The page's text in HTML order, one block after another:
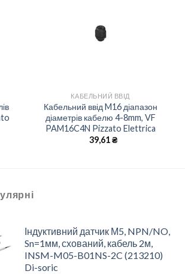
КАБЕЛЬНИЙ ВВІД
Кабельний ввід M16 діапазон
діаметрів кабелю 4-8mm, VF
PAM16C4N Pizzato Elettrica
39,61₴
Індуктивний датчик М5, NPN/NO,
Sn=1мм, схований, кабель 2м,
INSM-M05-B01NS-2C (213210)
Di-soric